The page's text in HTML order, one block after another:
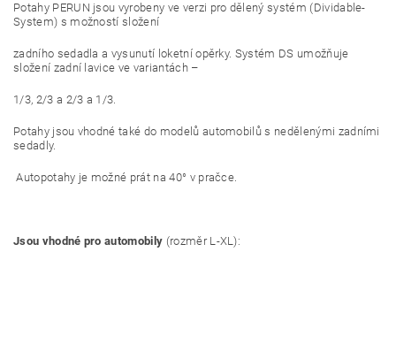
Potahy PERUN jsou vyrobeny ve verzi pro dělený systém (Dividable-
System) s možností složení
zadního sedadla a vysunutí loketní opěrky. Systém DS umožňuje
složení zadní lavice ve variantách –
1/3, 2/3 a 2/3 a 1/3.
Potahy jsou vhodné také do modelů automobilů s nedělenými zadními
sedadly.
Autopotahy je možné prát na 40° v pračce.
Jsou vhodné pro automobily (rozměr L-XL):